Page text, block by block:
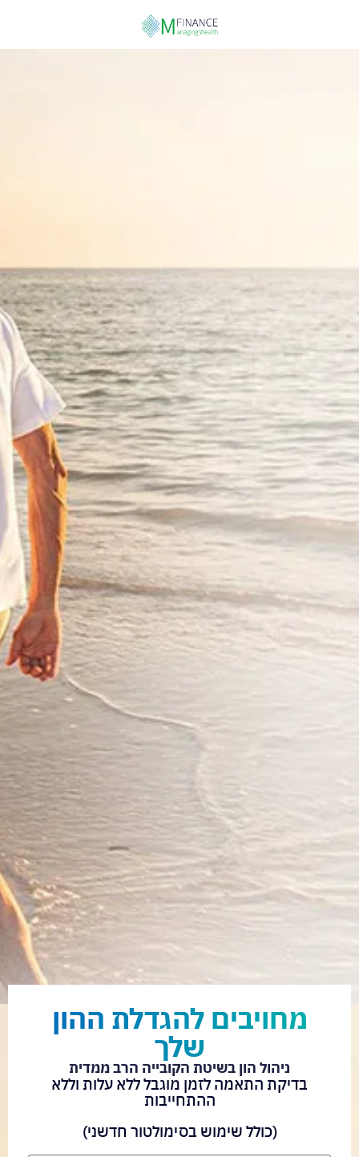
מחויבים להגדלת ההון
שלך
ניהול הון בשיטת הקובייה הרב ממדית
בדיקת התאמה לזמן מוגבל ללא עלות וללא
ההתחייבות
(כולל שימוש בסימולטור חדשני)